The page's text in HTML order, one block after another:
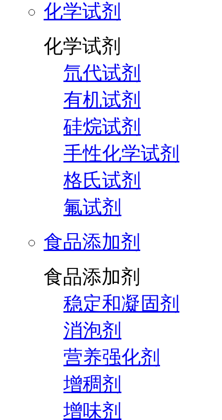
化学试剂
化学试剂
氘代试剂
有机试剂
硅烷试剂
手性化学试剂
格氏试剂
氟试剂
食品添加剂
食品添加剂
稳定和凝固剂
消泡剂
营养强化剂
增稠剂
增味剂